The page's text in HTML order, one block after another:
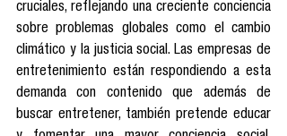
cruciales, reflejando una creciente conciencia
sobre problemas globales como el cambio
climático y la justicia social. Las empresas de
entretenimiento están respondiendo a esta
demanda con contenido que además de
buscar entretener, también pretende educar